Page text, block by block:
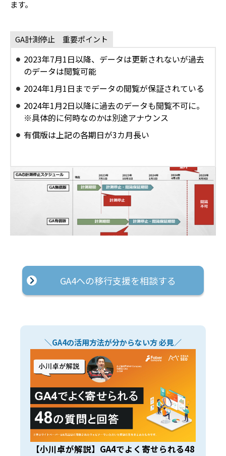
ます。
GA計測停止 重要ポイント
2023年7月1日以降、データは更新されないが過去
のデータは閲覧可能
2024年1月1日までデータの閲覧が保証されている
2024年1月2日以降に過去のデータも閲覧不可に。
※具体的に何時なのかは別途アナウンス
有償版は上記の各期日が3カ月長い
GA4への移行支援を相談する
＼GA4の活用方法が分からない方 必見／
【小川卓が解説】GA4でよく寄せられる48